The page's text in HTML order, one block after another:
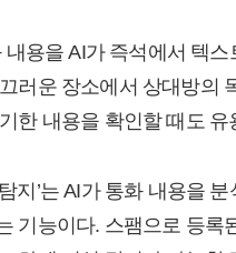
내용을 AI가 즉석에서 텍
러운 장소에서 상대방의
한 내용을 확인할 때도 유
지’는 AI가 통화 내용을
기능이다. 스팸으로 등